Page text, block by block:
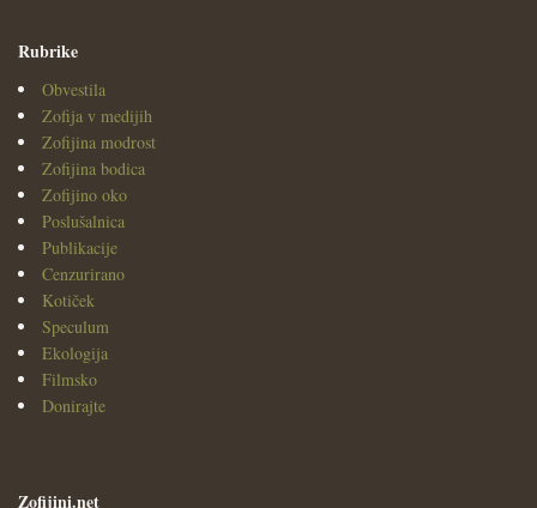
Rubrike
Obvestila
Zofija v medijih
Zofijina modrost
Zofijina bodica
Zofijino oko
Poslušalnica
Publikacije
Cenzurirano
Kotiček
Speculum
Ekologija
Filmsko
Donirajte
Zofijini.net